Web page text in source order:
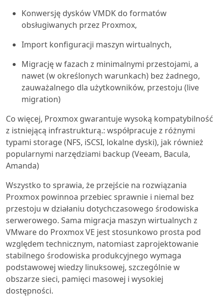
Konwersję dysków VMDK do formatów
obsługiwanych przez Proxmox,
Import konfiguracji maszyn wirtualnych,
Migrację w fazach z minimalnymi przestojami, a
nawet (w określonych warunkach) bez żadnego,
zauważalnego dla użytkowników, przestoju (live
migration)
Co więcej, Proxmox gwarantuje wysoką kompatybilność
z istniejącą infrastrukturą.: współpracuje z różnymi
typami storage (NFS, iSCSI, lokalne dyski), jak również
popularnymi narzędziami backup (Veeam, Bacula,
Amanda)
Wszystko to sprawia, że przejście na rozwiązania
Proxmox powinnoa przebiec sprawnie i niemal bez
przestoju w działaniu dotychczasowego środowiska
serwerowego. Sama migracja maszyn wirtualnych z
VMware do Proxmox VE jest stosunkowo prosta pod
względem technicznym, natomiast zaprojektowanie
stabilnego środowiska produkcyjnego wymaga
podstawowej wiedzy linuksowej, szczególnie w
obszarze sieci, pamięci masowej i wysokiej
dostępności.